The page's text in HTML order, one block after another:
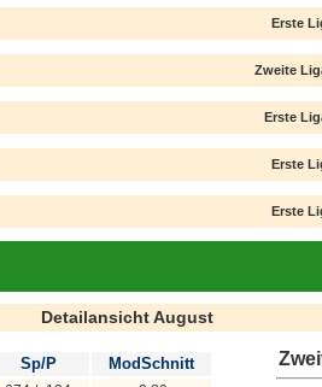
Erste
Zweite
Erste
Erste
Erste
Detailansicht August
Sp/P ModSchnitt